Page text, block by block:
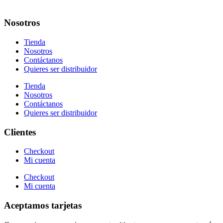
Nosotros
Tienda
Nosotros
Contáctanos
Quieres ser distribuidor
Tienda
Nosotros
Contáctanos
Quieres ser distribuidor
Clientes
Checkout
Mi cuenta
Checkout
Mi cuenta
Aceptamos tarjetas